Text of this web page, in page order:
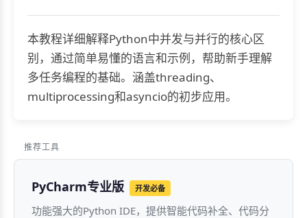
本教程详细解释Python中并发与并行的核心区
别，通过简单易懂的语言和示例，帮助新手理解
多任务编程的基础。涵盖threading、
multiprocessing和asyncio的初步应用。
推荐工具
PyCharm专业版 开发必备
功能强大的Python IDE，提供智能代码补全、代码分